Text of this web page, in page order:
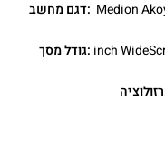
Medion :דגם מחשב
:גודל מסך